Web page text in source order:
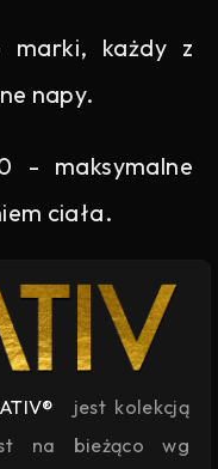
marki, każdy z
napy.
- maksymalne
ciała.
jest kolekcją
na bieżąco wg